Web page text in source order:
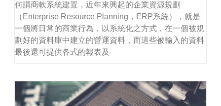
何謂商軟系統建置，近年來興起的企業資源規劃
（Enterprise Resource Planning，ERP系統），就是
一個將日常的商業行為，以系統化之方式，在一個被規
劃好的資料庫中建立的營運資料，而這些被輸入的資料
最後還可提供各式的報表及